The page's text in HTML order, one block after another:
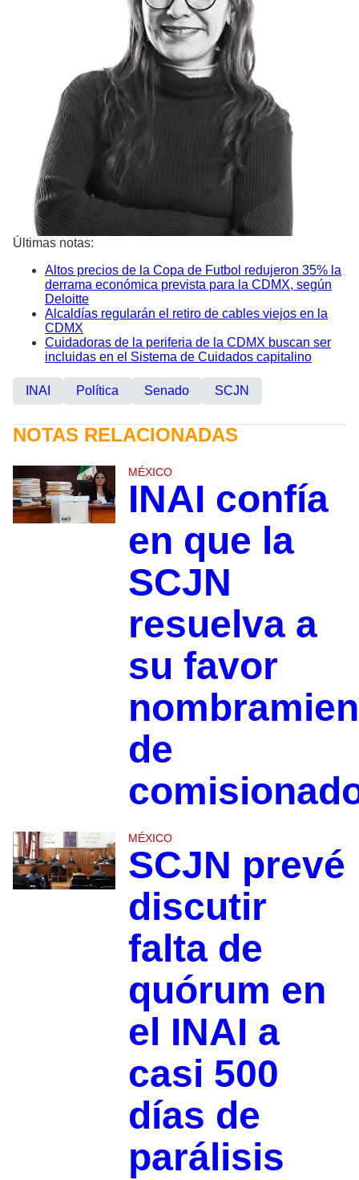
Últimas notas:
Altos precios de la Copa de Futbol redujeron 35% la
derrama económica prevista para la CDMX, según
Deloitte
Alcaldías regularán el retiro de cables viejos en la
CDMX
Cuidadoras de la periferia de la CDMX buscan ser
incluidas en el Sistema de Cuidados capitalino
INAI Política Senado SCJN
NOTAS RELACIONADAS
MÉXICO
INAI confía
en que la
SCJN
resuelva a
su favor
de
MÉXICO
SCJN prevé
discutir
falta de
quórum en
el INAI a
casi 500
días de
parálisis